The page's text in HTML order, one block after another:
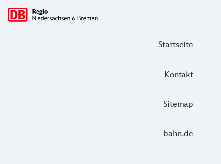
Startseite
Kontakt
Sitemap
bahn.de
Hauptnavigation